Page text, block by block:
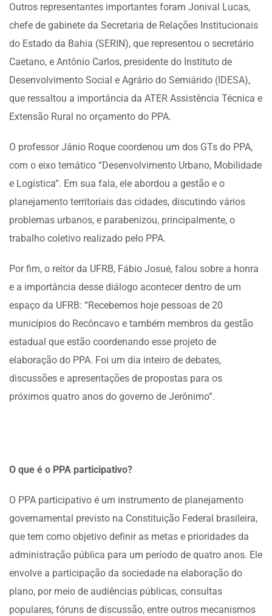
Outros representantes importantes foram Jonival Lucas,
chefe de gabinete da Secretaria de Relações Institucionais
do Estado da Bahia (SERIN), que representou o secretário
Caetano, e Antônio Carlos, presidente do Instituto de
Desenvolvimento Social e Agrário do Semiárido (IDESA),
que ressaltou a importância da ATER Assistência Técnica e
Extensão Rural no orçamento do PPA.
O professor Jânio Roque coordenou um dos GTs do PPA,
com o eixo temático “Desenvolvimento Urbano, Mobilidade
e Logística”. Em sua fala, ele abordou a gestão e o
planejamento territoriais das cidades, discutindo vários
problemas urbanos, e parabenizou, principalmente, o
trabalho coletivo realizado pelo PPA.
Por fim, o reitor da UFRB, Fábio Josué, falou sobre a honra
e a importância desse diálogo acontecer dentro de um
espaço da UFRB: “Recebemos hoje pessoas de 20
municípios do Recôncavo e também membros da gestão
estadual que estão coordenando esse projeto de
elaboração do PPA. Foi um dia inteiro de debates,
discussões e apresentações de propostas para os
próximos quatro anos do governo de Jerônimo”.
O que é o PPA participativo?
O PPA participativo é um instrumento de planejamento
governamental previsto na Constituição Federal brasileira,
que tem como objetivo definir as metas e prioridades da
administração pública para um período de quatro anos. Ele
envolve a participação da sociedade na elaboração do
plano, por meio de audiências públicas, consultas
populares, fóruns de discussão, entre outros mecanismos